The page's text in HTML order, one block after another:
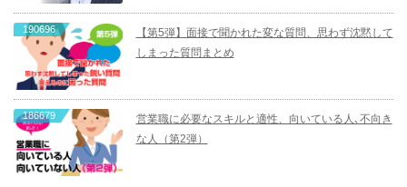
190696
【第5弾】面接で聞かれた変な質問、思わず沈黙して
しまった質問まとめ
186679
営業職に必要なスキルと適性、向いている人､不向き
な人（第2弾）